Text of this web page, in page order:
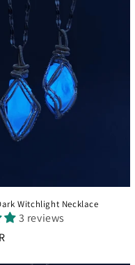
Witchlight Necklace
3 reviews